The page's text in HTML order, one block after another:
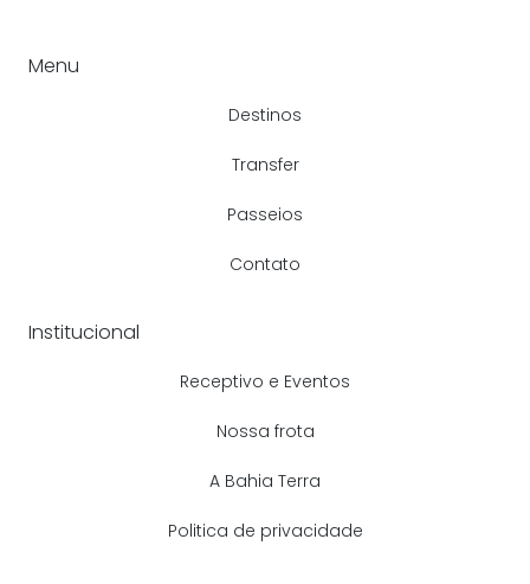
Institucional
Receptivo e Eventos
Nossa frota
A Bahia Terra
Politica de privacidade
Menu
Destinos
Transfer
Passeios
Contato